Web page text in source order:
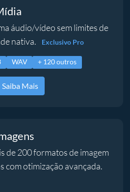
áudio/vídeo sem limites de
nativa.
Exclusivo Pro
WAV + 120 outros
Saiba Mais
de 200 formatos de imagem
com otimização avançada.